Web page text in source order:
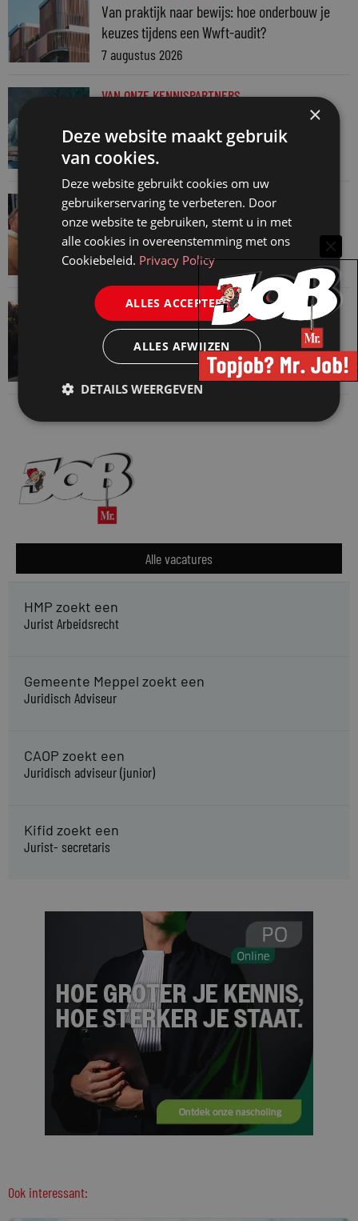
Van praktijk naar bewijs: hoe onderbouw je
keuzes tijdens een Wwft-audit?
7 augustus 2026
VAN ONZE KENNISPARTNERS
7 augustus 2026
VAN ONZE KENNISPARTNERS
Martin Woodward: waarom geen enkel
advocatenkantoor hetzelfde kan blijven
4 augustus 2026
VAN ONZE KENNISPARTNERS
Waarom standaard carrièrepaden talent
kosten
Alle vacatures
HMP zoekt een
Jurist Arbeidsrecht
Gemeente Meppel zoekt een
Juridisch Adviseur
CAOP zoekt een
Juridisch adviseur (junior)
Kifid zoekt een
Jurist- secretaris
Ook interessant:
×
Deze website maakt gebruik
van cookies.
Deze website gebruikt cookies om uw
gebruikerservaring te verbeteren. Door
onze website te gebruiken, stemt u in met
alle cookies in overeenstemming met ons
Cookiebeleid. Privacy Policy
ALLES ACCEPTEREN
ALLES AFWIJZEN
DETAILS WEERGEVEN